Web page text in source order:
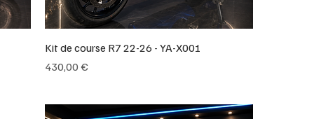
Kit de course R7 22-26 - YA-X001
Prix
430,00 €